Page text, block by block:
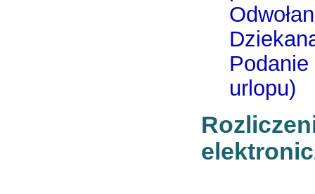
Podanie
urlopu)